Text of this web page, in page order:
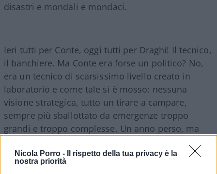
Nicola Porro -
Il rispetto della tua privacy è la
nostra priorità
disastri e mondali e mondaci.
Ieri tutti per Conte, oggi tutti per Draghi! Il tecnico,
il banchiere. Ma Conte era forse un politico? No,
era un tecnico di scarsissimo livello creato in
laboratorio e come tale si è mosso: nessuna
visione strategica, tutto un tirare a campare,
sempre più sballottato da emergenze troppo
grandi e troppo complesse. Un anno perso, ma
tutto lui, finalmente uno buono. Davvero? Draghi
ha i numeri del grand commis, del superboiardo